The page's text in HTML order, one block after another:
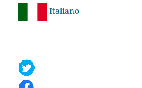
Italiano